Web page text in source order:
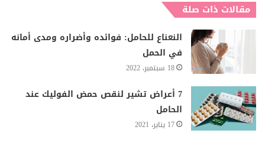
مقالات ذات صلة
النعناع للحامل: فوائده وأضراره ومدى أمانه
في الحمل
18 سبتمبر، 2022
7 أعراض تشير لنقص حمض الفوليك عند
الحامل
17 يناير، 2021